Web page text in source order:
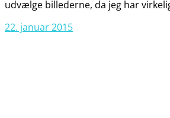
udvælge billederne, da jeg har
22. januar 2015